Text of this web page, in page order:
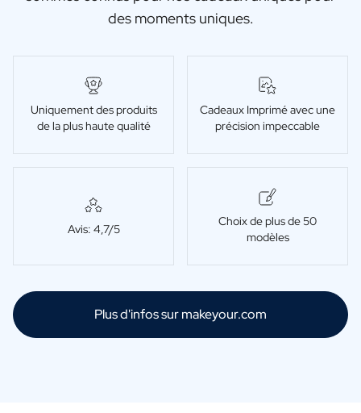
des moments uniques.
Uniquement des produits
de la plus haute qualité
Cadeaux Imprimé avec une
précision impeccable
Avis: 4,7/5
Choix de plus de 50
modèles
Plus d'infos sur makeyour.com